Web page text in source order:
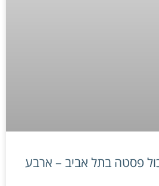
פסטה בתל אביב – ארבע